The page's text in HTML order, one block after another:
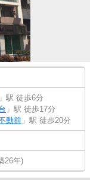
」駅 徒歩6分
」駅 徒歩17分
動前 」駅 徒歩20分
26年)